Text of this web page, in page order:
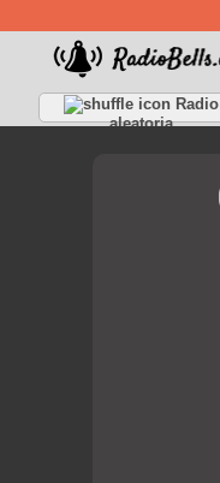
Radio
aleatoria